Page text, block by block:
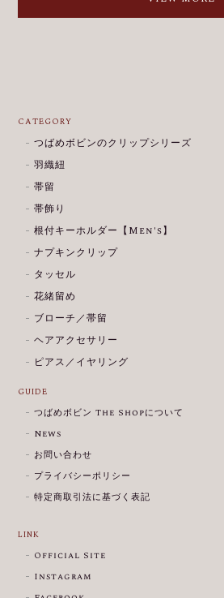
CATEGORY
つばめボビンのクリップシリーズ
羽織紐
帯留
帯飾り
根付キーホルダー【Men's】
ナプキンクリップ
タッセル
花緒留め
ブローチ／帯留
ヘアアクセサリー
ピアス／イヤリング
GUIDE
つばめボビン The Shopについて
News
お問い合わせ
プライバシーポリシー
特定商取引法に基づく表記
LINK
Official Site
Instagram